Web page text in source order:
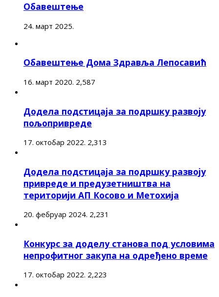
Обавештење
24. март 2025.
Обавештење Дома Здравља Лепосавић
16. март 2020. 2,587
Додела подстицаја за подршку развоју
пољопривреде
17. октобар 2022. 2,313
Додела подстицаја за подршку развоју
привреде и предузетништва на
територији АП Косово и Метохија
20. фебруар 2024. 2,231
Конкурс за доделу станова под условима
непрофитног закупа на одређено време
17. октобар 2022. 2,223